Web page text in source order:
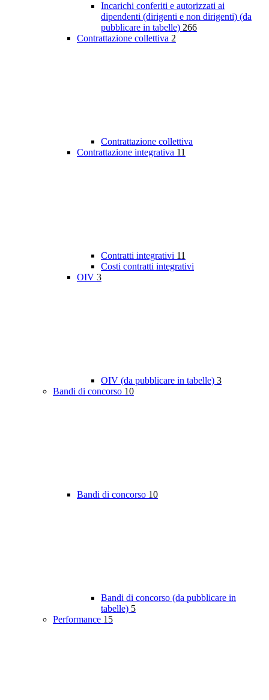
Incarichi conferiti e autorizzati ai
dipendenti (dirigenti e non dirigenti) (da
pubblicare in tabelle) 266
Contrattazione collettiva 2
Contrattazione collettiva
Contrattazione integrativa 11
Contratti integrativi 11
Costi contratti integrativi
OIV 3
OIV (da pubblicare in tabelle) 3
Bandi di concorso 10
Bandi di concorso 10
Bandi di concorso (da pubblicare in
tabelle) 5
Performance 15